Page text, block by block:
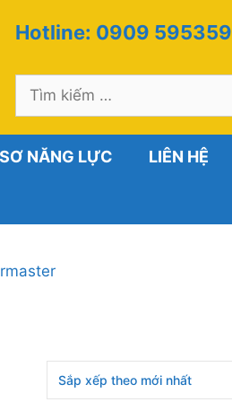
Hotline: 0909 595359
Tìm
NĂNG LỰC LIÊN HỆ